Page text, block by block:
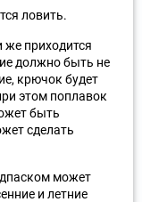
ловить.
же приходится
должно быть не
крючок будет
этом поплавок
быть
сделать
может
и летние